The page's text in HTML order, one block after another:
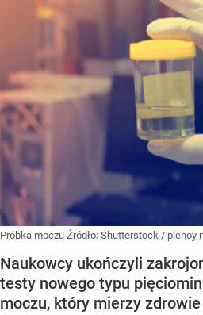
Próbka moczu Źródło: Shutterstock / plenoy
Naukowcy ukończyli
testy nowego typu
moczu, który mierzy